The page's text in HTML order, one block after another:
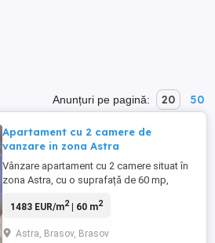
Anunțuri pe pagină: 20 50
Apartament cu 2 camere de
vanzare in zona Astra
Vânzare apartament cu 2 camere situat în
zona Astra, cu o suprafață de 60 mp,
niveluri. Locuința este cu un design
bucătărie separată şi baie, iar
1483 EUR/m2| 60 m2
Astra, Brasov, Brasov